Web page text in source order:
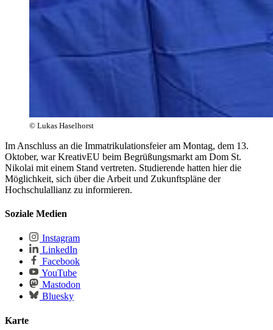
© Lukas Haselhorst
Im Anschluss an die Immatrikulationsfeier am Montag, dem 13.
Oktober, war KreativEU beim Begrüßungsmarkt am Dom St.
Nikolai mit einem Stand vertreten. Studierende hatten hier die
Möglichkeit, sich über die Arbeit und Zukunftspläne der
Hochschulallianz zu informieren.
Soziale Medien
Instagram
LinkedIn
Facebook
YouTube
Mastodon
Bluesky
Karte